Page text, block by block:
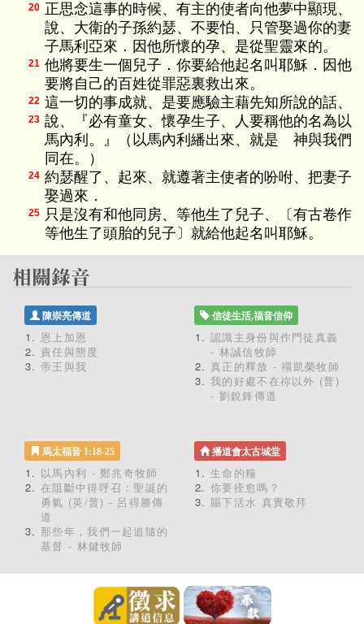
20 正思念這事的時候、有主的使者向他夢中顯現、
說、大衛的子孫約瑟、不要怕、只管娶過你的妻
子馬利亞來．因他所懷的孕、是從聖靈來的。
21 他將要生一個兒子．你要給他起名叫耶穌．因他
要將自己的百姓從罪惡裏救出來。
22 這一切的事成就、是要應驗主藉先知所說的話、
23 說、『必有童女、懷孕生子、人要稱他的名為以
馬內利。』（以馬內利繙出來、就是 神與我們
同在。）
24 約瑟醒了、起來、就遵著主使者的吩咐、把妻子
娶過來．
25 只是沒有和他同房、等他生了兒子、〔有古卷作
等他生了頭胎的兒子〕就給他起名叫耶穌。
陳崇亮傳道
恩上加恩
責任與態度
帝王與我
信徒生活,福音信仰
認識主身份與作門徒真義
- 林誠信牧師
真正的釋放 - 禤凱榮牧師
我的好處不在祢以外 (普)
- 劉銳鋒傳道
馬太福音 1:18-25
以馬內利 - 鄭兆奇牧師
在阻斷中得呼召：聖誕的
勇氣 (英/普) - 呂得勝傳
道
那些年，我們一起追隨的
基督 - 林鍵牧師
播道會太古城堂
生命的糧
你要痊愈嗎？
賜下活水 真實敬拜